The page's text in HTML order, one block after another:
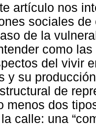
artículo nos
sociales
de la
como
del vivir
y su
de
menos dos
calle: una